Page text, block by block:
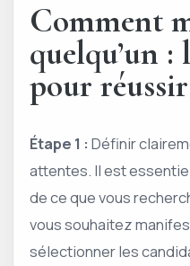
Comment
quelqu’un :
pour réussir
Étape 1 : Définir
attentes. Il est
de ce que vous
vous souhaitez
sélectionner les